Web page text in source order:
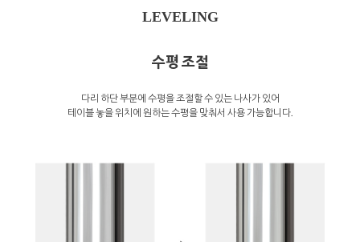
LEVELING
수평 조절
다리 하단 부분에 수평을 조절할 수 있는 나사가 있어
테이블 놓을 위치에 원하는 수평을 맞춰서 사용 가능합니다.